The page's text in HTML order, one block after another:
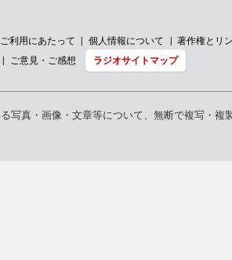
ご利用にあたって 個人情報について
著作権とリ
ご意見・ご感想
ラジオサイトマップ
写真・画像・文章等について、無断で複写・